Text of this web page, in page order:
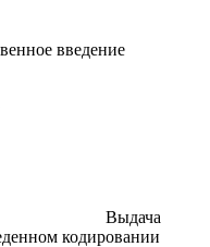
введение
Выдача
кодировании